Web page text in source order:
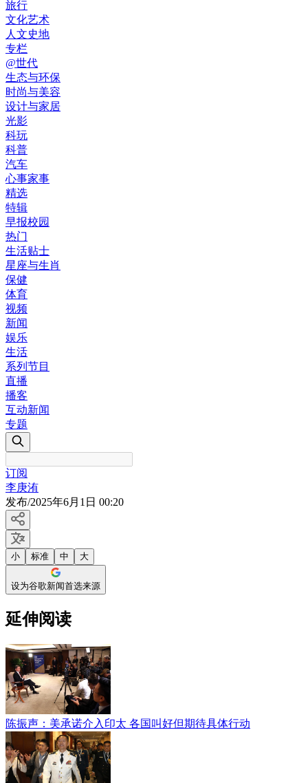
旅行
文化艺术
人文史地
专栏
@世代
生态与环保
时尚与美容
设计与家居
光影
科玩
科普
汽车
心事家事
精选
特辑
早报校园
热门
生活贴士
星座与生肖
保健
体育
视频
新闻
娱乐
生活
系列节目
直播
播客
互动新闻
专题
订阅
李庚洧
发布/2025年6月1日 00:20
小 标准 中 大
设为谷歌新闻首选来源
延伸阅读
陈振声：美承诺介入印太 各国叫好但期待具体行动